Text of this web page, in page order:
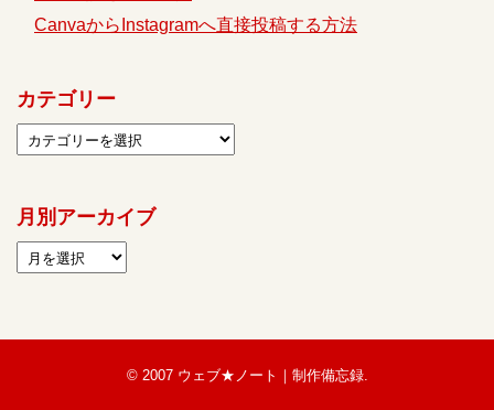
CanvaからInstagramへ直接投稿する方法
カテゴリー
月別アーカイブ
© 2007 ウェブ★ノート｜制作備忘録.